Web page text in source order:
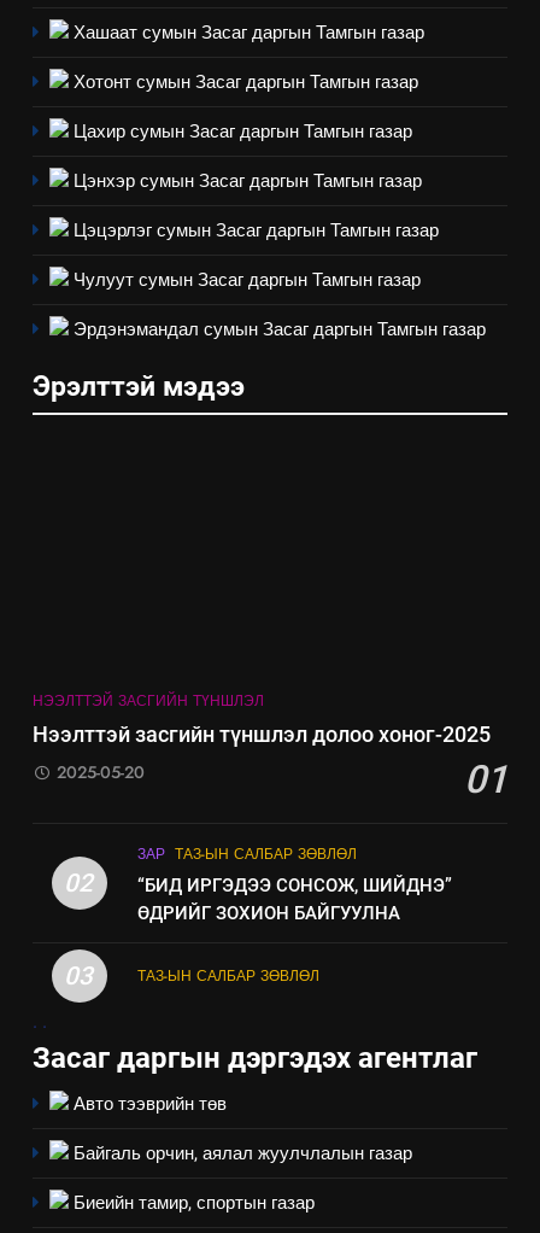
Хашаат сумын Засаг даргын Тамгын газар
Хотонт сумын Засаг даргын Тамгын газар
Цахир сумын Засаг даргын Тамгын газар
Цэнхэр сумын Засаг даргын Тамгын газар
Цэцэрлэг сумын Засаг даргын Тамгын газар
Чулуут сумын Засаг даргын Тамгын газар
Эрдэнэмандал сумын Засаг даргын Тамгын газар
Эрэлттэй мэдээ
НЭЭЛТТЭЙ ЗАСГИЙН ТҮНШЛЭЛ
Нээлттэй засгийн түншлэл долоо хоног-2025
01
2025-05-20
02
ЗАР ТАЗ-ЫН САЛБАР ЗӨВЛӨЛ
“БИД ИРГЭДЭЭ СОНСОЖ, ШИЙДНЭ”
ӨДРИЙГ ЗОХИОН БАЙГУУЛНА
03 ТАЗ-ЫН САЛБАР ЗӨВЛӨЛ
. .
Засаг даргын дэргэдэх агентлаг
Авто тээврийн төв
Байгаль орчин, аялал жуулчлалын газар
Биеийн тамир, спортын газар